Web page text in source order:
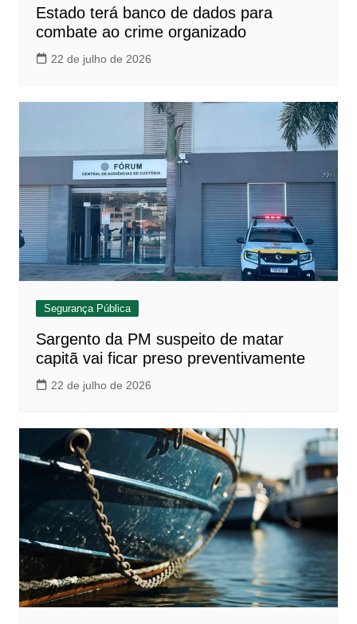
Estado terá banco de dados para
combate ao crime organizado
22 de julho de 2026
Segurança Pública
Sargento da PM suspeito de matar
capitã vai ficar preso preventivamente
22 de julho de 2026